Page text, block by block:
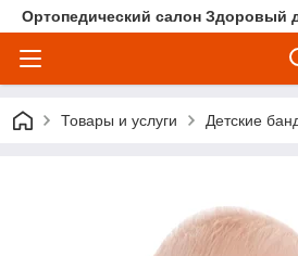
Ортопедический салон Здоровый
Товары и услуги Детские